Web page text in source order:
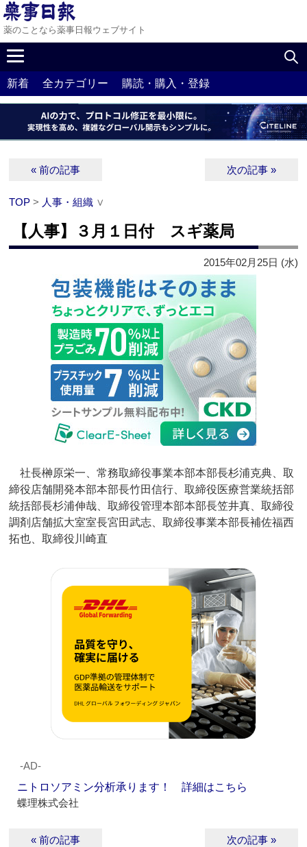
薬のことなら薬事日報ウェブサイト
新着 全カテゴリー 購読・購入・登録
« 前の記事 次の記事 »
TOP > 人事・組織 ∨
【人事】３月１日付 スギ薬局
2015年02月25日 (水)
社長榊原栄一、常務取締役事業本部本部長杉浦克典、取
締役店舗開発本部本部長竹田信行、取締役医療営業統括部
統括部長杉浦伸哉、取締役管理本部本部長笠井真、取締役
調剤店舗拡大室室長宮田武志、取締役事業本部長補佐福西
拓也、取締役川崎直
‐AD‐
ニトロソアミン分析承ります！ 詳細はこちら
蝶理株式会社
« 前の記事 次の記事 »